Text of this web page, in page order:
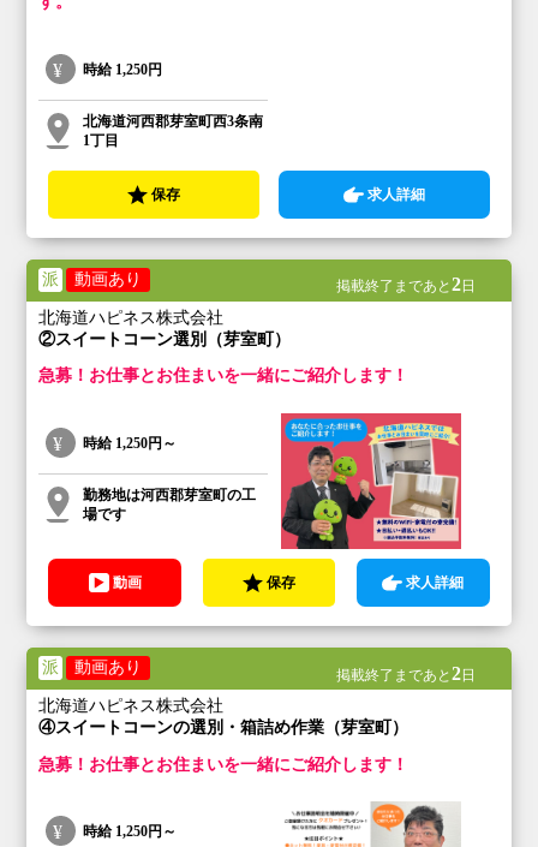
時給 1,250円
北海道河西郡芽室町西3条南
1丁目
保存 求人詳細
派 動画あり 掲載終了まであと 2日
北海道ハピネス株式会社
②スイートコーン選別（芽室町）
急募！お仕事とお住まいを一緒にご紹介します！
時給 1,250円～
勤務地は河西郡芽室町の工
場です
動画 保存 求人詳細
派 動画あり 掲載終了まであと 2日
北海道ハピネス株式会社
④スイートコーンの選別・箱詰め作業（芽室町）
急募！お仕事とお住まいを一緒にご紹介します！
時給 1,250円～